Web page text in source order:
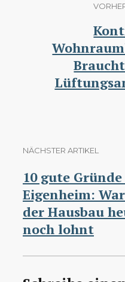
NÄCHSTER ARTIKEL
10 gute
Eigenheim:
der Hausbau
noch lohnt